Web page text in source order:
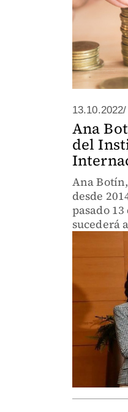
13.10.2022/
Ana
del
Ana
desde
pasado
sucederá